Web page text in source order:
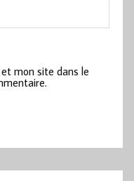
mon site dans le